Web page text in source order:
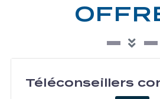
Téléconseillers